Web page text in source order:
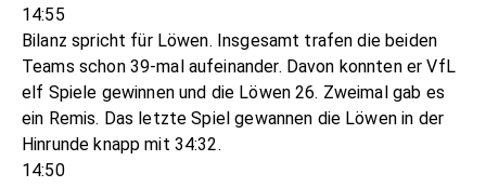
14:55
Bilanz spricht für Löwen. Insgesamt trafen die beiden
Teams schon 39-mal aufeinander. Davon konnten er VfL
elf Spiele gewinnen und die Löwen 26. Zweimal gab es
ein Remis. Das letzte Spiel gewannen die Löwen in der
Hinrunde knapp mit 34:32.
14:50